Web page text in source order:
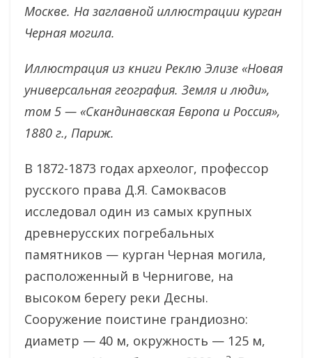
Москве. На заглавной иллюстрации курган
Черная могила.
Иллюстрация из книги Реклю Элизе «Новая
универсальная география. Земля и люди»,
том 5 — «Скандинавская Европа и Россия»,
1880 г., Париж.
В 1872-1873 годах археолог, профессор
русского права Д.Я. Самоквасов
исследовал один из самых крупных
древнерусских погребальных
памятников — курган Черная могила,
расположенный в Чернигове, на
высоком берегу реки Десны.
Сооружение поистине грандиозно:
диаметр — 40 м, окружность — 125 м,